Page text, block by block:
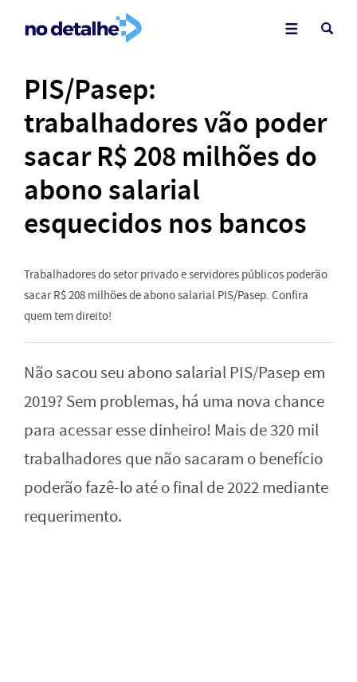
PIS/Pasep:
trabalhadores vão poder
sacar R$ 208 milhões do
abono salarial
esquecidos nos bancos
Trabalhadores do setor privado e servidores públicos poderão
sacar R$ 208 milhões de abono salarial PIS/Pasep. Confira
quem tem direito!
Não sacou seu abono salarial PIS/Pasep em
2019? Sem problemas, há uma nova chance
para acessar esse dinheiro! Mais de 320 mil
trabalhadores que não sacaram o benefício
poderão fazê-lo até o final de 2022 mediante
requerimento.